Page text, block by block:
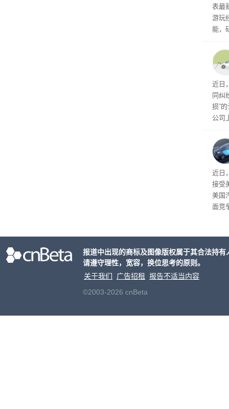
表最
游玩
能，
训练
近日
同纠
损”
公司
事
给
近日
接受
美国
面竞
报道中出现的商标及图像版权属于其合法持
请遵守理性，宽容，换位思考的原则。
关于我们
广告招租
报告不适当内容
©2003-2026 cnBeta